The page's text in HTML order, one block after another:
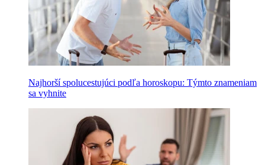
Najhorší spolucestujúci podľa horoskopu: Týmto znameniam
sa vyhnite